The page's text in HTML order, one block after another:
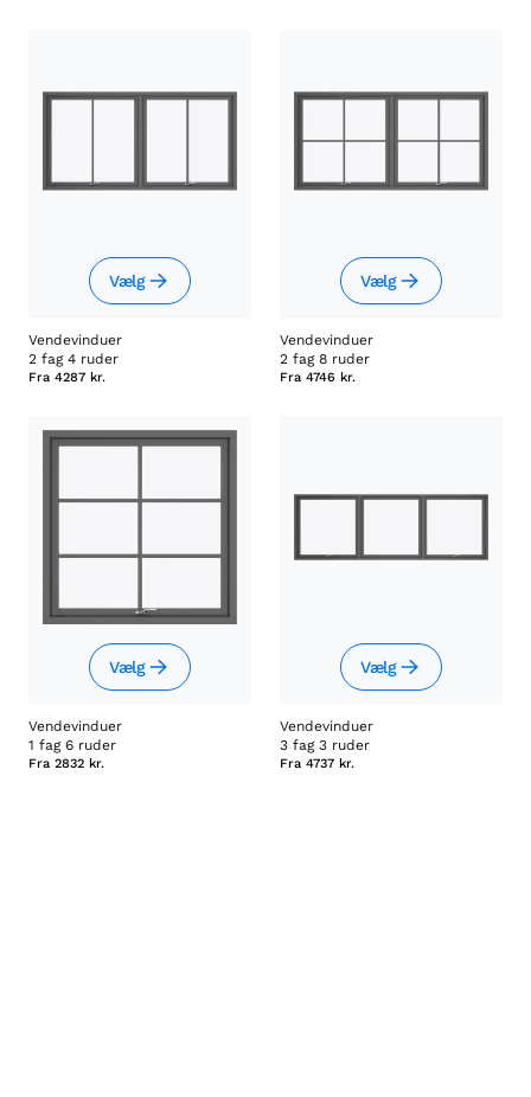
Vælg
Vendevinduer
2 fag 4 ruder
Fra 4287 kr.
Vælg
Vendevinduer
2 fag 8 ruder
Fra 4746 kr.
Vælg
Vendevinduer
1 fag 6 ruder
Fra 2832 kr.
Vælg
Vendevinduer
3 fag 3 ruder
Fra 4737 kr.